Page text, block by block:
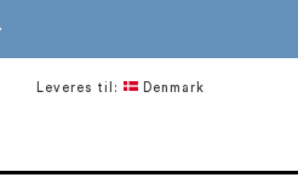
Leveres til: Denmark